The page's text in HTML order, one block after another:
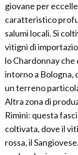
giovane per
caratteristico
salumi locali. Si
vitigni di
lo Chardonnay che
intorno a Bologna,
un terreno
Altra zona di
Rimini: questa
coltivata, dove il
rossa, il